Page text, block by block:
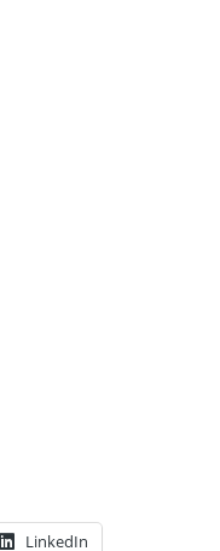
LinkedIn